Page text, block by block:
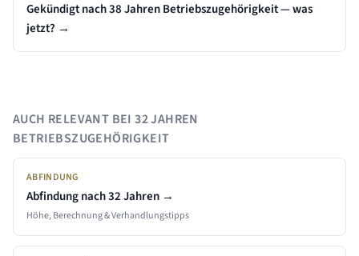
Gekündigt nach 38 Jahren Betriebszugehörigkeit — was
jetzt? →
AUCH RELEVANT BEI32 JAHREN
BETRIEBSZUGEHÖRIGKEIT
ABFINDUNG
Abfindung nach32 Jahren →
Höhe, Berechnung & Verhandlungstipps